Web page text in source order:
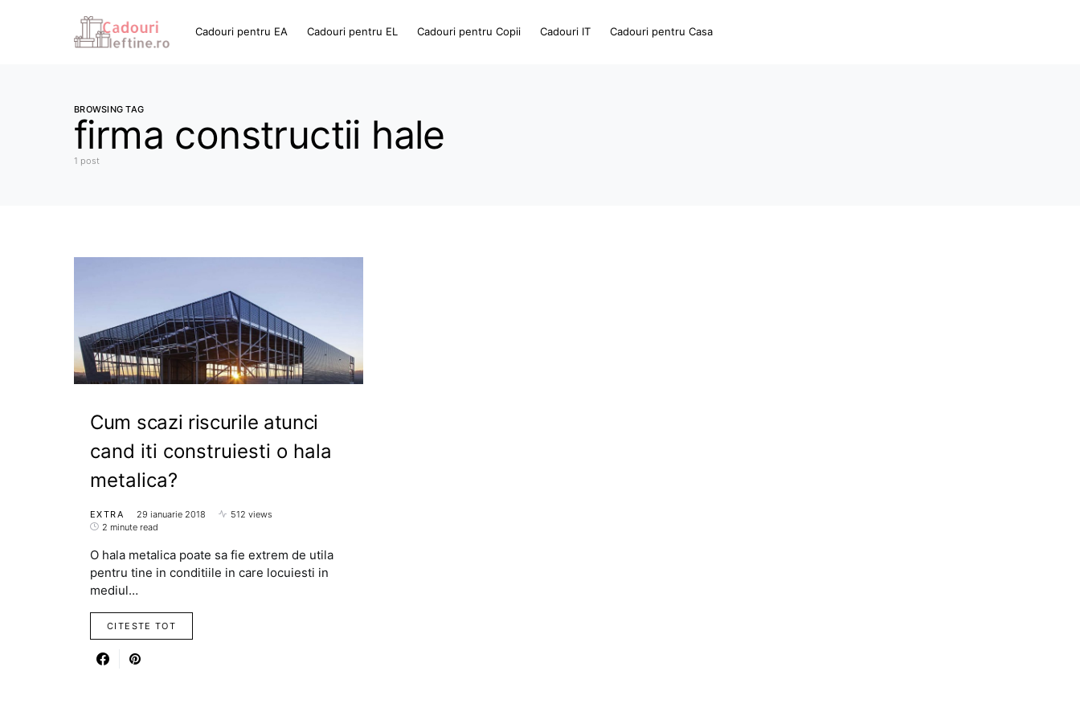
Cadouri pentru EA Cadouri pentru EL Cadouri pentru Copii Cadouri IT Cadouri pentru Casa
BROWSING TAG
firma constructii hale
1 post
Cum scazi riscurile atunci
cand iti construiesti o hala
metalica?
EXTRA 29 ianuarie 2018
512 views
2 minute read
O hala metalica poate sa fie extrem de utila
pentru tine in conditiile in care locuiesti in
mediul…
CITESTE TOT